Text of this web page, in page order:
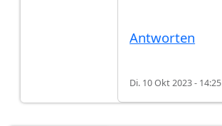
Antworten
Di. 10 Okt 2023 - 14:25